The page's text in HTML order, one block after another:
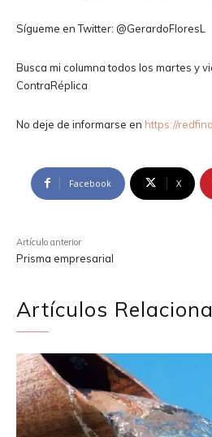
Sígueme en Twitter: @GerardoFloresL
Busca mi columna todos los martes y
ContraRéplica
No deje de informarse en https://
Facebook X
Artículo anterior
Prisma empresarial
Artículos